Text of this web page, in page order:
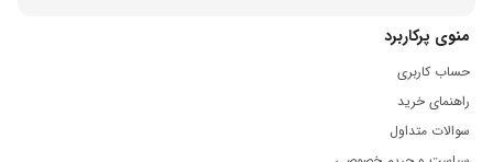
منوی پرکاربرد
حساب کاربری
راهنمای خرید
سوالات متداول